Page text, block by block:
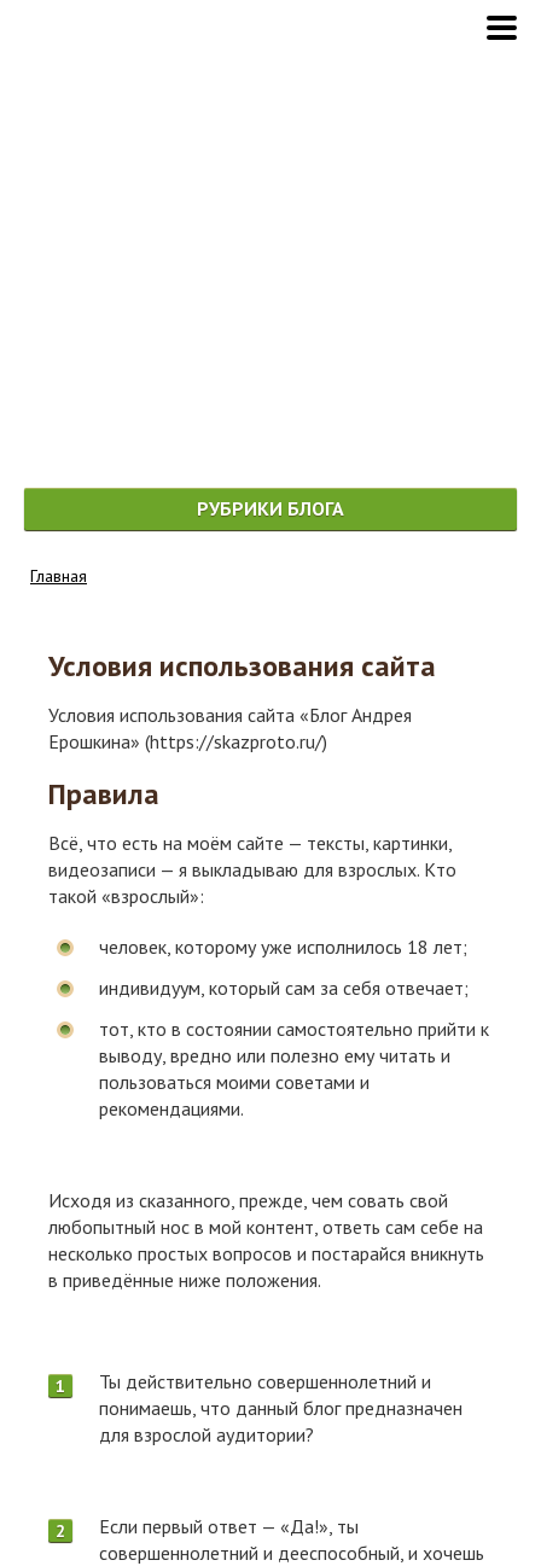
РУБРИКИ БЛОГА
Главная
Условия использования сайта
Условия использования сайта «Блог Андрея
Ерошкина» (https://skazproto.ru/)
Правила
Всё, что есть на моём сайте — тексты, картинки,
видеозаписи — я выкладываю для взрослых. Кто
такой «взрослый»:
человек, которому уже исполнилось 18 лет;
индивидуум, который сам за себя отвечает;
тот, кто в состоянии самостоятельно прийти к
выводу, вредно или полезно ему читать и
пользоваться моими советами и
рекомендациями.
Исходя из сказанного, прежде, чем совать свой
любопытный нос в мой контент, ответь сам себе на
несколько простых вопросов и постарайся вникнуть
в приведённые ниже положения.
Ты действительно совершеннолетний и
понимаешь, что данный блог предназначен
для взрослой аудитории?
Если первый ответ — «Да!», ты
совершеннолетний и дееспособный, и хочешь